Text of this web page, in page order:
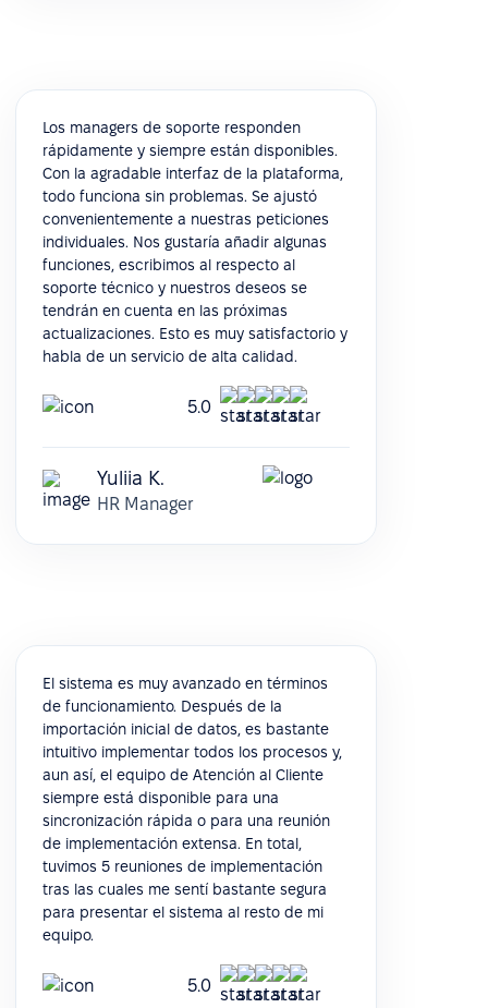
Los managers de soporte responden
rápidamente y siempre están disponibles.
Con la agradable interfaz de la plataforma,
todo funciona sin problemas. Se ajustó
convenientemente a nuestras peticiones
individuales. Nos gustaría añadir algunas
funciones, escribimos al respecto al
soporte técnico y nuestros deseos se
tendrán en cuenta en las próximas
actualizaciones. Esto es muy satisfactorio y
habla de un servicio de alta calidad.
5.0
Yuliia K.
HR Manager
El sistema es muy avanzado en términos
de funcionamiento. Después de la
importación inicial de datos, es bastante
intuitivo implementar todos los procesos y,
aun así, el equipo de Atención al Cliente
siempre está disponible para una
sincronización rápida o para una reunión
de implementación extensa. En total,
tuvimos 5 reuniones de implementación
tras las cuales me sentí bastante segura
para presentar el sistema al resto de mi
equipo.
5.0